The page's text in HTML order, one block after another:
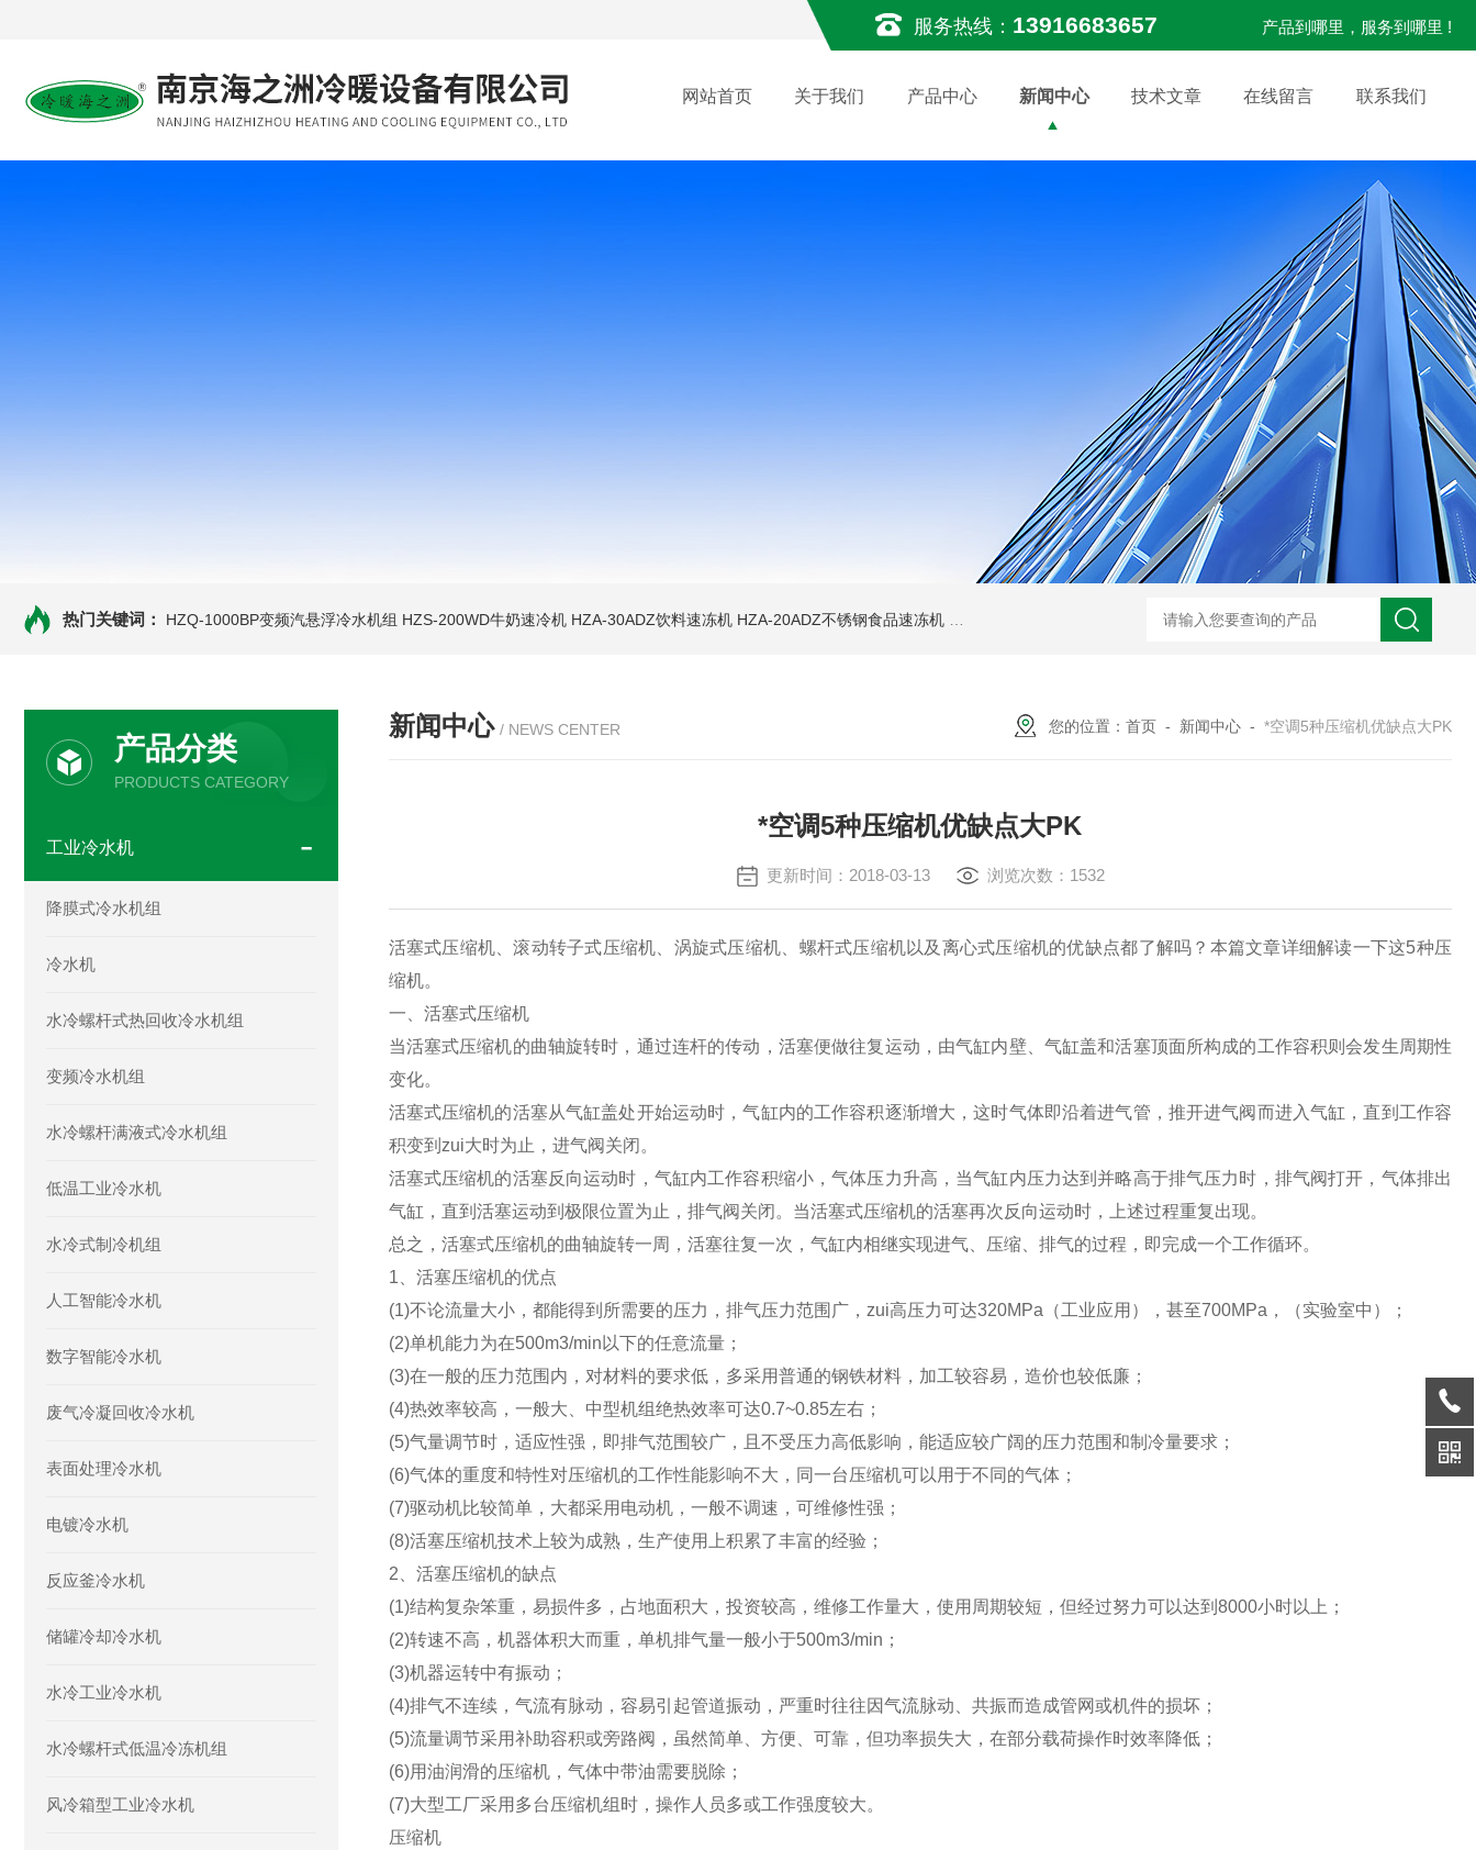
服务热线： 13916683657 产品到哪里，服务到哪里 !
网站首页 关于我们 产品中心 新闻中心 技术文章 在线留言 联系我们
热门关键词： HZQ-1000BP变频汽悬浮冷水机组 HZS-200WD牛奶速冷机 HZA-30ADZ饮料速冻机 HZA-20ADZ不锈钢食品速冻机 HZC-30A药厂车间水冷空调机 HZOT-30-24
产品分类
PRODUCTS CATEGORY
工业冷水机
降膜式冷水机组
冷水机
水冷螺杆式热回收冷水机组
变频冷水机组
水冷螺杆满液式冷水机组
低温工业冷水机
水冷式制冷机组
人工智能冷水机
数字智能冷水机
废气冷凝回收冷水机
表面处理冷水机
电镀冷水机
反应釜冷水机
储罐冷却冷水机
水冷工业冷水机
水冷螺杆式低温冷冻机组
风冷箱型工业冷水机
新闻中心 / NEWS CENTER 您的位置： 首页 - 新闻中心 - *空调5种压缩机优缺点大PK
*空调5种压缩机优缺点大PK
更新时间：2018-03-13 浏览次数：1532
活塞式压缩机、滚动转子式压缩机、涡旋式压缩机、螺杆式压缩机以及离心式压缩机的优缺点都了解吗？本篇文章详细解读一下这5种压
缩机。
一、活塞式压缩机
当活塞式压缩机的曲轴旋转时，通过连杆的传动，活塞便做往复运动，由气缸内壁、气缸盖和活塞顶面所构成的工作容积则会发生周期性
变化。
活塞式压缩机的活塞从气缸盖处开始运动时，气缸内的工作容积逐渐增大，这时气体即沿着进气管，推开进气阀而进入气缸，直到工作容
积变到zui大时为止，进气阀关闭。
活塞式压缩机的活塞反向运动时，气缸内工作容积缩小，气体压力升高，当气缸内压力达到并略高于排气压力时，排气阀打开，气体排出
气缸，直到活塞运动到极限位置为止，排气阀关闭。当活塞式压缩机的活塞再次反向运动时，上述过程重复出现。
总之，活塞式压缩机的曲轴旋转一周，活塞往复一次，气缸内相继实现进气、压缩、排气的过程，即完成一个工作循环。
1、活塞压缩机的优点
(1)不论流量大小，都能得到所需要的压力，排气压力范围广，zui高压力可达320MPa（工业应用），甚至700MPa，（实验室中）；
(2)单机能力为在500m3/min以下的任意流量；
(3)在一般的压力范围内，对材料的要求低，多采用普通的钢铁材料，加工较容易，造价也较低廉；
(4)热效率较高，一般大、中型机组绝热效率可达0.7~0.85左右；
(5)气量调节时，适应性强，即排气范围较广，且不受压力高低影响，能适应较广阔的压力范围和制冷量要求；
(6)气体的重度和特性对压缩机的工作性能影响不大，同一台压缩机可以用于不同的气体；
(7)驱动机比较简单，大都采用电动机，一般不调速，可维修性强；
(8)活塞压缩机技术上较为成熟，生产使用上积累了丰富的经验；
2、活塞压缩机的缺点
(1)结构复杂笨重，易损件多，占地面积大，投资较高，维修工作量大，使用周期较短，但经过努力可以达到8000小时以上；
(2)转速不高，机器体积大而重，单机排气量一般小于500m3/min；
(3)机器运转中有振动；
(4)排气不连续，气流有脉动，容易引起管道振动，严重时往往因气流脉动、共振而造成管网或机件的损坏；
(5)流量调节采用补助容积或旁路阀，虽然简单、方便、可靠，但功率损失大，在部分载荷操作时效率降低；
(6)用油润滑的压缩机，气体中带油需要脱除；
(7)大型工厂采用多台压缩机组时，操作人员多或工作强度较大。
压缩机